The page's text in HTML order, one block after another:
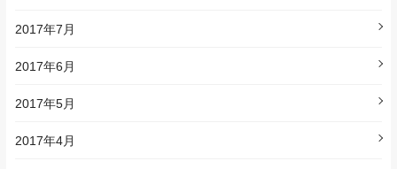
2017年7月
2017年6月
2017年5月
2017年4月